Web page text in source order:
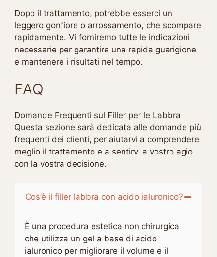
Dopo il trattamento, potrebbe esserci un
leggero gonfiore o arrossamento, che scompare
rapidamente. Vi forniremo tutte le indicazioni
necessarie per garantire una rapida guarigione
e mantenere i risultati nel tempo.
FAQ
Domande Frequenti sul Filler per le Labbra
Questa sezione sarà dedicata alle domande più
frequenti dei clienti, per aiutarvi a comprendere
meglio il trattamento e a sentirvi a vostro agio
con la vostra decisione.
Cos’è il filler labbra con acido ialuronico?
È una procedura estetica non chirurgica
che utilizza un gel a base di acido
ialuronico per migliorare il volume e il